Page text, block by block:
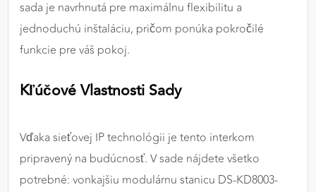
sada je navrhnutá pre maximálnu flexibilitu a
jednoduchú inštaláciu, pričom ponúka pokročilé
funkcie pre váš pokoj.
Kľúčové Vlastnosti Sady
Vďaka sieťovej IP technológii je tento interkom
pripravený na budúcnosť. V sade nájdete všetko
potrebné: vonkajšiu modulárnu stanicu DS-KD8003-
zobrazovať cielenú a relevantnú reklamu, a to na
našom webe aj v reklamných sieťach tretích strán.
Google Ads
Poskytovateľ: Google